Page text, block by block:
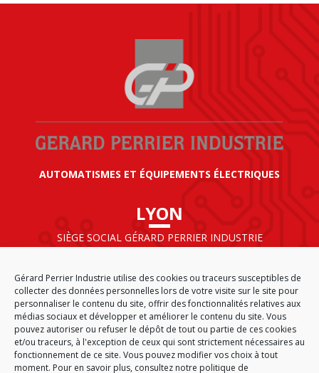
Gérard Perrier Industrie utilise des cookies ou traceurs susceptibles de
collecter des données personnelles lors de votre visite sur le site pour
personnaliser le contenu du site, offrir des fonctionnalités relatives aux
médias sociaux et développer et améliorer le contenu du site. Vous
pouvez autoriser ou refuser le dépôt de tout ou partie de ces cookies
et/ou traceurs, à l'exception de ceux qui sont strictement nécessaires au
fonctionnement de ce site. Vous pouvez modifier vos choix à tout
moment. Pour en savoir plus, consultez notre politique de
AUTOMATISMES ET ÉQUIPEMENTS ÉLECTRIQUES
LYON
SIÈGE SOCIAL GÉRARD PERRIER INDUSTRIE
69125 LYON AÉROPORT SAINT EXUPÉRY
FRANCE
ACCUEIL CGA PLAN DU SITE
MENTIONS LÉGALES